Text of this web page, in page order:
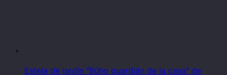
Estela de jardín "Búho guardián de la casa" de